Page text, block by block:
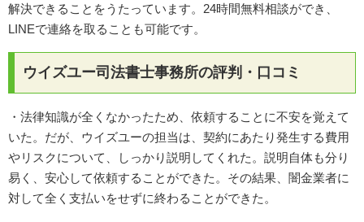
解決できることをうたっています。24時間無料相談ができ、
LINEで連絡を取ることも可能です。
ウイズユー司法書士事務所の評判・口コミ
・法律知識が全くなかったため、依頼することに不安を覚えて
いた。だが、ウイズユーの担当は、契約にあたり発生する費用
やリスクについて、しっかり説明してくれた。説明自体も分り
易く、安心して依頼することができた。その結果、闇金業者に
対して全く支払いをせずに終わることができた。